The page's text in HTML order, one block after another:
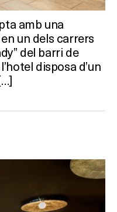
amb una
un dels carrers
del barri de
disposa d’un